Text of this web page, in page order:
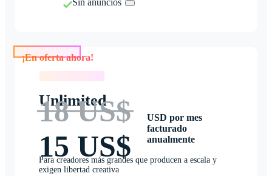
Sin anuncios
Unlimited
18 US$
15 US$
USD por mes
facturado
anualmente
Para creadores más grandes que producen a escala y
exigen libertad creativa